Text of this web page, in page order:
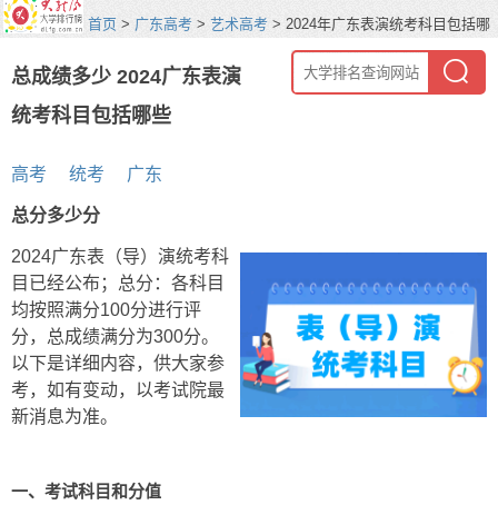
首页 > 广东高考 > 艺术高考 > 2024年广东表演统考科目包括哪
总成绩多少 2024广东表演
统考科目包括哪些
高考 统考 广东
总分多少分
2024广东表（导）演统考科
目已经公布；总分：各科目
均按照满分100分进行评
分，总成绩满分为300分。
以下是详细内容，供大家参
考，如有变动，以考试院最
新消息为准。
一、考试科目和分值